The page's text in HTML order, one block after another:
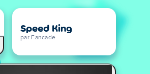
Speed King
par Fancade